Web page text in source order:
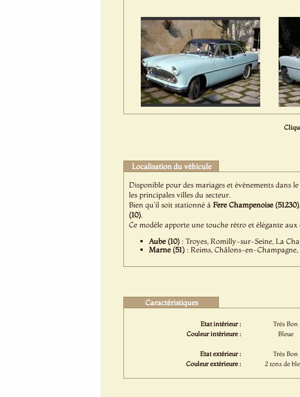
Localisation du véhicule
Disponible pour des mariages et événements dans
les principales villes du secteur.
Bien qu’il soit stationné à Fere Champenoise (51230)
(10).
Ce modèle apporte une touche rétro et élégante aux
Aube (10): Troyes, Romilly-sur-Seine, La
Marne (51): Reims, Châlons-en-
Caractéristiques
Etat intérieur :
Très Bon
Couleur intérieure :
Bleue
Etat extérieur :
Très Bon
Couleur extérieure :
2 tons de